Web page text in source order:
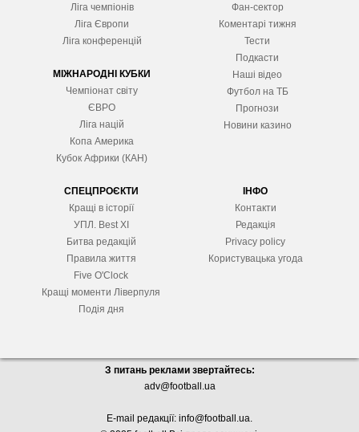
Ліга чемпіонів
Ліга Європи
Ліга конференцій
МІЖНАРОДНІ КУБКИ
Чемпіонат світу
ЄВРО
Ліга націй
Копа Америка
Кубок Африки (КАН)
Фан-сектор
Коментарі тижня
Тести
Подкасти
Наші відео
Футбол на ТБ
Прогнози
Новини казино
СПЕЦПРОЄКТИ
Кращі в історії
УПЛ. Best XІ
Битва редакцій
Правила життя
Five O'Clock
Кращі моменти Ліверпуля
Подія дня
ІНФО
Контакти
Редакція
Privacy policy
Користувацька угода
З питань реклами звертайтесь:
adv@football.ua
E-mail редакції: info@football.ua.